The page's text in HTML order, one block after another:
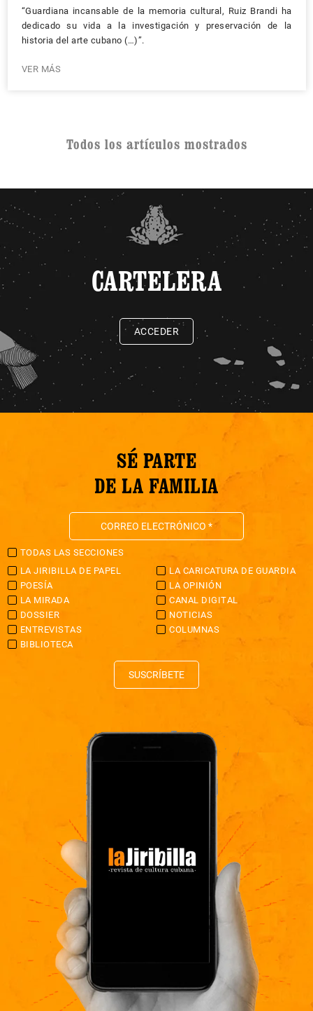
“Guardiana incansable de la memoria cultural, Ruiz Brandi ha
dedicado su vida a la investigación y preservación de la
historia del arte cubano (…)”.
VER MÁS
Todos los artículos mostrados
CARTELERA
ACCEDER
SÉ PARTE
DE LA FAMILIA
TODAS LAS SECCIONES
LA JIRIBILLA DE PAPEL
LA CARICATURA DE GUARDIA
POESÍA
LA OPINIÓN
LA MIRADA
CANAL DIGITAL
DOSSIER
NOTICIAS
ENTREVISTAS
COLUMNAS
BIBLIOTECA
SUSCRÍBETE